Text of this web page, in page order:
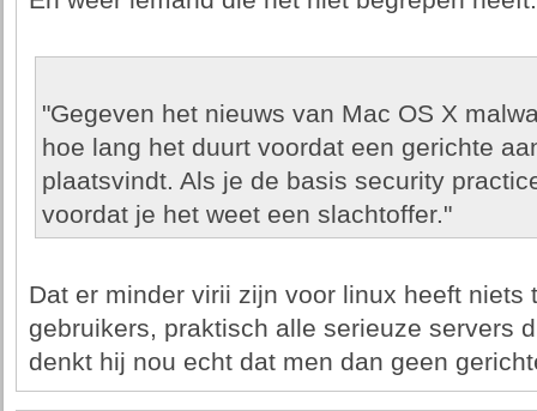
"Gegeven het nieuws van Mac OS X
hoe lang het duurt voordat een gerichte
plaatsvindt. Als je de basis security
voordat je het weet een slachtoffer."
Dat er minder virii zijn voor linux heeft niets
gebruikers, praktisch alle serieuze servers
denkt hij nou echt dat men dan geen